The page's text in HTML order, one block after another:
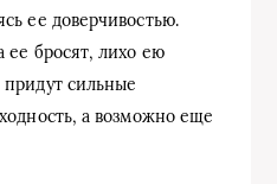
ее доверчивостью.
ее бросят, лихо ею
сильные
а возможно еще